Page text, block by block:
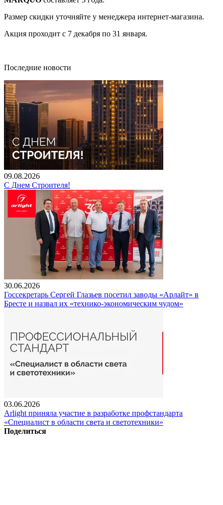
Размер скидки уточняйте у менеджера интернет-магазина.
Акция проходит с 7 декабря по 31 января.
Последние новости
09.08.2026
С Днем Строителя!
30.06.2026
Госсекретарь Сергей Глазьев посетил заводы «Арлайт» в
Бресте и назвал их «технико-экономическим чудом»
03.06.2026
Arlight приняла участие в разработке профстандарта
«Специалист в области света и светотехники»
Поделиться